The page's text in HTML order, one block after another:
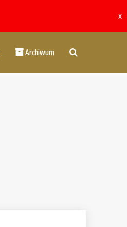
x
Archiwum